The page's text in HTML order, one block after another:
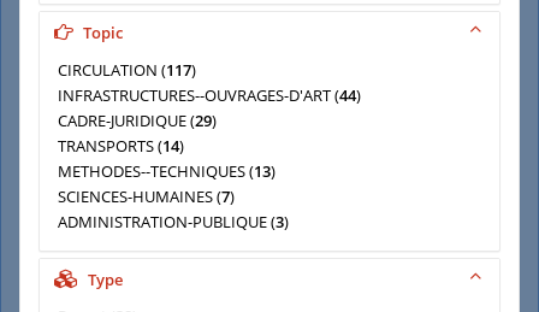
2000(3)
Topic
CIRCULATION (117)
INFRASTRUCTURES--OUVRAGES-D'ART(44)
CADRE-JURIDIQUE(29)
TRANSPORTS(14)
METHODES--TECHNIQUES(13)
SCIENCES-HUMAINES(7)
ADMINISTRATION-PUBLIQUE(3)
COLLECTIVITES-TERRITORIALES
Type